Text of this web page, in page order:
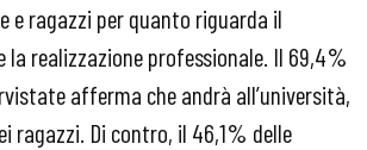
e ragazzi per quanto riguarda il
la realizzazione professionale. Il 69,4%
afferma che andrà all’università,
ragazzi. Di contro, il 46,1% delle